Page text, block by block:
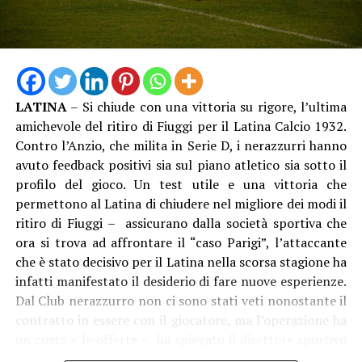
indifferibili, che gli eventi imprevedibili e calamitosi,
come quello registrato a dicembre, impongono di
eseguire affidando i lavori ad un’impresa specializzata e
richiedendo, contestualmente, un finanziamento per il
ripristino dell’opera idraulica danneggiata. Abbiamo
programmato i lavori – continua Conti – in modo da
limitare al massimo i disagi durante la stagione irrigua,
senza interrompere l’erogazione dell’acqua alle aziende
agricole. Anche perché, ricordo, che l’area servita
comprende produzioni agricole specializzate e di pregio,
con numerose colture DOP, IGP, di agricoltura biologica
(principalmente ortofrutticola, vivaistica e casearia) e
della filiera della IV gamma”.
Audio
Player
00:00 00:00
L’intervento è stato finanziato dalla Regione Lazio (con
che il grande sogno americano avrebbe generato.”
Fondamentale la musica: “E’ lo scrittore a identificare i
ruggenti anni venti, come “l’età del jazz”. Il jazz è
protagonista perché è nella poetica di Scott Fitzgerald
ed è l’unico genere che riesce a contenere lo spettacolo
e le contraddizioni di quel sistema”, aggiunge Pernarella
che parla di uno spettacolo “divertente”, “un gioco a
scatole cinesi”. Tra sogno, illusione e realtà.
LATINA– Si chiude con una vittoria su rigore, l’ultima
amichevole del ritiro di Fiuggi per il Latina Calcio 1932.
Contro l’Anzio, che milita in Serie D, i nerazzurri hanno
avuto feedback positivi sia sul piano atletico sia sotto il
profilo del gioco. Un test utile e una vittoria che
permettono al Latina di chiudere nel migliore dei modi il
ritiro di Fiuggi – assicurano dalla società sportiva che
ora si trova ad affrontare il “caso Parigi”, l’attaccante
che è stato decisivo per il Latina nella scorsa stagione ha
infatti manifestato il desiderio di fare nuove esperienze.
Dal Club nerazzurro non ci sono stati veti nonostante il
contratto in essere con il giocatore, ma l’operazione ha
Condò – dovranno arrivare entro il 15 agosto.